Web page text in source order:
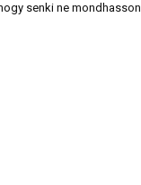
senki ne mondhasson